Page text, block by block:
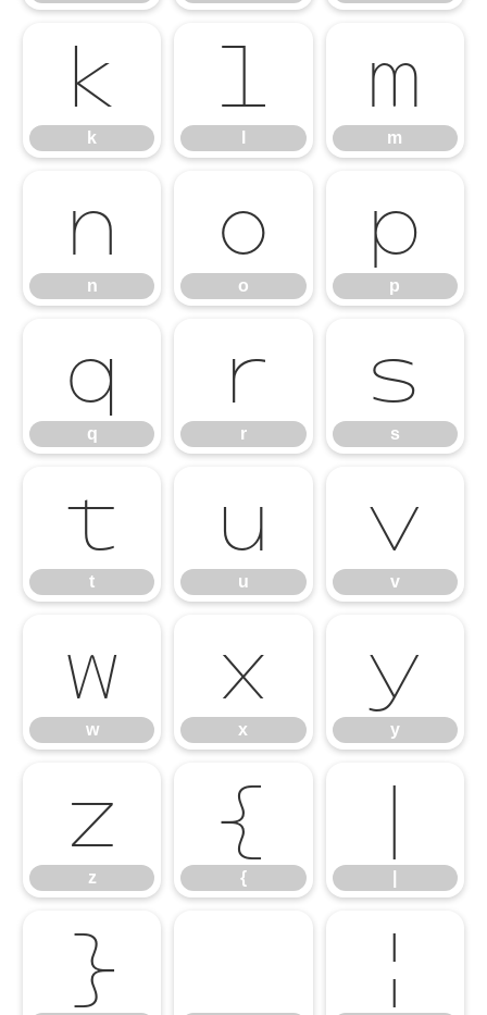
k
k
l m
m
n
n
o
o
p
p
q
q
r
r
s
s
t
t
u
u
v
v
w
w
x
x
y
y
z
z
{
{
|
} ¦